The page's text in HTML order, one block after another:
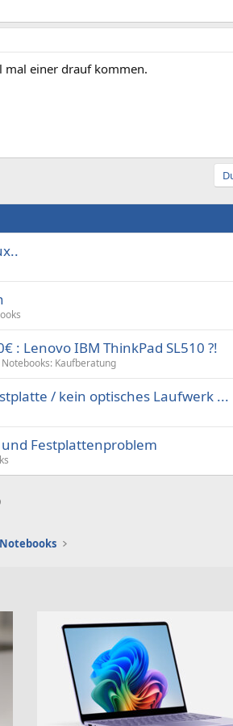
mal einer drauf kommen.
: Lenovo IBM ThinkPad SL510 ?!
Notebooks: Kaufberatung
/ kein optisches Laufwerk ...
Festplattenproblem
Link
Notebooks